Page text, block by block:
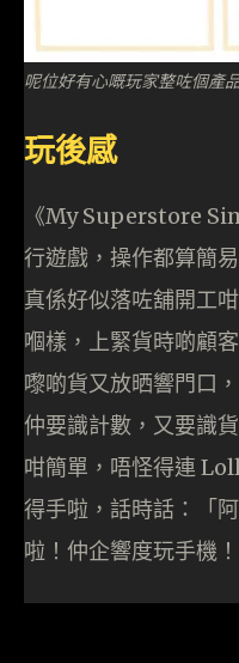
呢位好有心嘅玩家整咗個產
玩後感
《My Superstore
行遊戲，操作都算簡
真係好似落咗舖開工
嗰樣，上緊貨時啲顧
嚟啲貨又放晒響門口
仲要識計數，又要識
咁簡單，唔怪得連
得手啦，話時話：「
啦！仲企響度玩手機！